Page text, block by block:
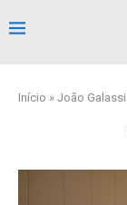
Início » João Galassi